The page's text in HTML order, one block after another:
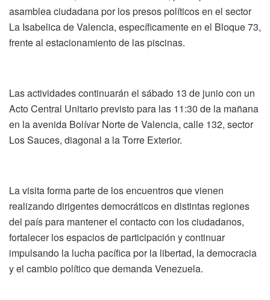
asamblea ciudadana por los presos políticos en el sector
La Isabelica de Valencia, específicamente en el Bloque 73,
frente al estacionamiento de las piscinas.
Las actividades continuarán el sábado 13 de junio con un
Acto Central Unitario previsto para las 11:30 de la mañana
en la avenida Bolívar Norte de Valencia, calle 132, sector
Los Sauces, diagonal a la Torre Exterior.
La visita forma parte de los encuentros que vienen
realizando dirigentes democráticos en distintas regiones
del país para mantener el contacto con los ciudadanos,
fortalecer los espacios de participación y continuar
impulsando la lucha pacífica por la libertad, la democracia
y el cambio político que demanda Venezuela.